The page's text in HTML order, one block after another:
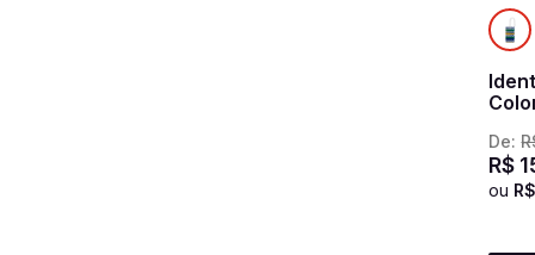
De:
R$
ou R$